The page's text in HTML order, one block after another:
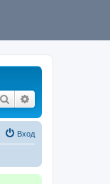
Поиск
Вход